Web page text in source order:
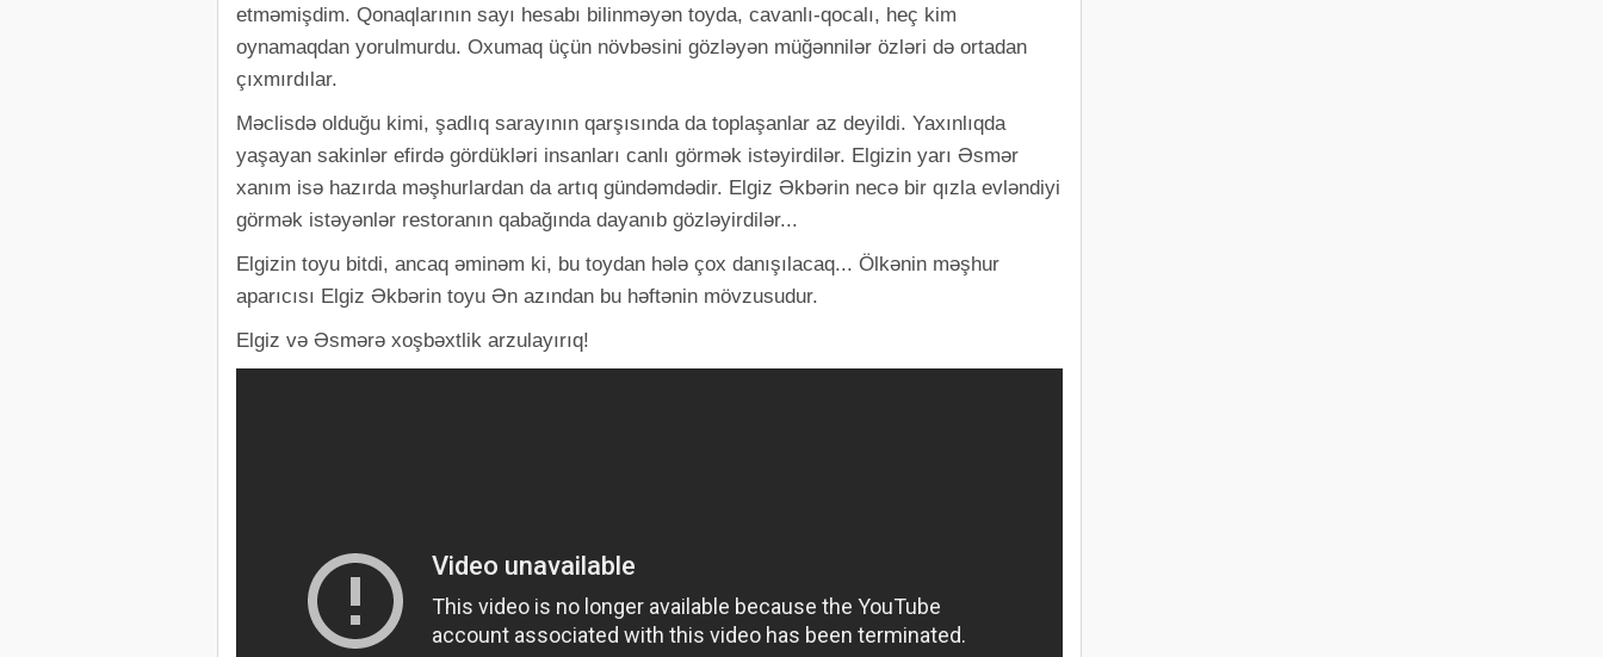
etməmişdim. Qonaqlarının sayı hesabı bilinməyən toyda, cavanlı-qocalı, heç kim
oynamaqdan yorulmurdu. Oxumaq üçün növbəsini gözləyən müğənnilər özləri də ortadan
çıxmırdılar.
Məclisdə olduğu kimi, şadlıq sarayının qarşısında da toplaşanlar az deyildi. Yaxınlıqda
yaşayan sakinlər efirdə gördükləri insanları canlı görmək istəyirdilər. Elgizin yarı Əsmər
xanım isə hazırda məşhurlardan da artıq gündəmdədir. Elgiz Əkbərin necə bir qızla evləndiyi
görmək istəyənlər restoranın qabağında dayanıb gözləyirdilər...
Elgizin toyu bitdi, ancaq əminəm ki, bu toydan hələ çox danışılacaq... Ölkənin məşhur
aparıcısı Elgiz Əkbərin toyu Ən azından bu həftənin mövzusudur.
Elgiz və Əsmərə xoşbəxtlik arzulayırıq!